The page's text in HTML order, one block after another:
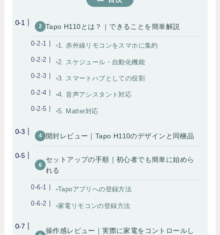
Tapo H110とは？｜できることを簡単解説
1. 赤外線リモコンをスマホに集約
2. スケジュール・自動化機能
3. スマートハブとしての役割
4. 音声アシスタント対応
5. Matter対応
開封レビュー｜Tapo H110のデザインと同梱品
セットアップの手順｜初心者でも簡単に始めら
れる
Tapoアプリへの登録方法
家電リモコンの登録方法
操作感レビュー｜実際に家電をコントロールし